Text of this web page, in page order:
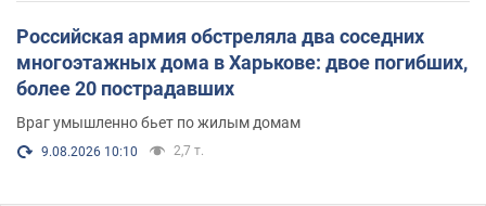
Российская армия обстреляла два соседних
многоэтажных дома в Харькове: двое погибших,
более 20 пострадавших
Враг умышленно бьет по жилым домам
9.08.2026 10:10 2,7 т.